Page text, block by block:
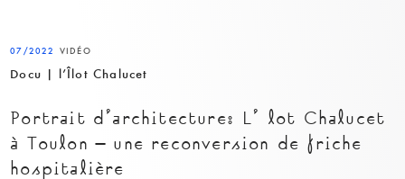
07/2022 VIDÉO
Docu | l’Îlot Chalucet
Portrait d’architecture: L’îlot Chalucet
à Toulon – une reconversion de friche
hospitalière